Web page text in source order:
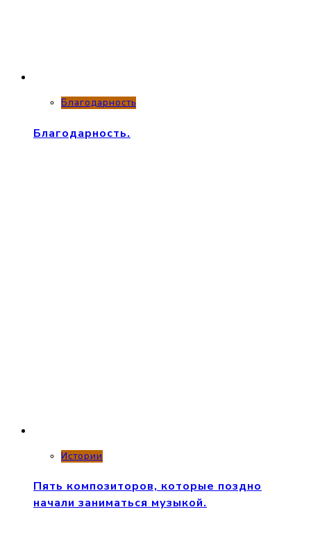
Благодарность
Благодарность.
Истории
Пять композиторов, которые поздно
начали заниматься музыкой.